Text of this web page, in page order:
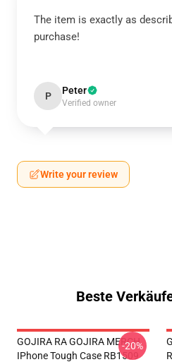
The item is exactly as
purchase!
P Peter
Verified owner
Write your review
Beste
GOJIRA RA GOJIRA MERCH
IPhone Tough Case RB1509
-20%